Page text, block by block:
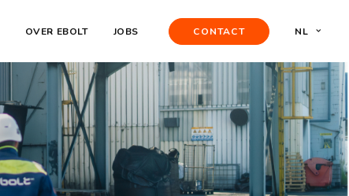
OVER EBOLT JOBS CONTACT NL